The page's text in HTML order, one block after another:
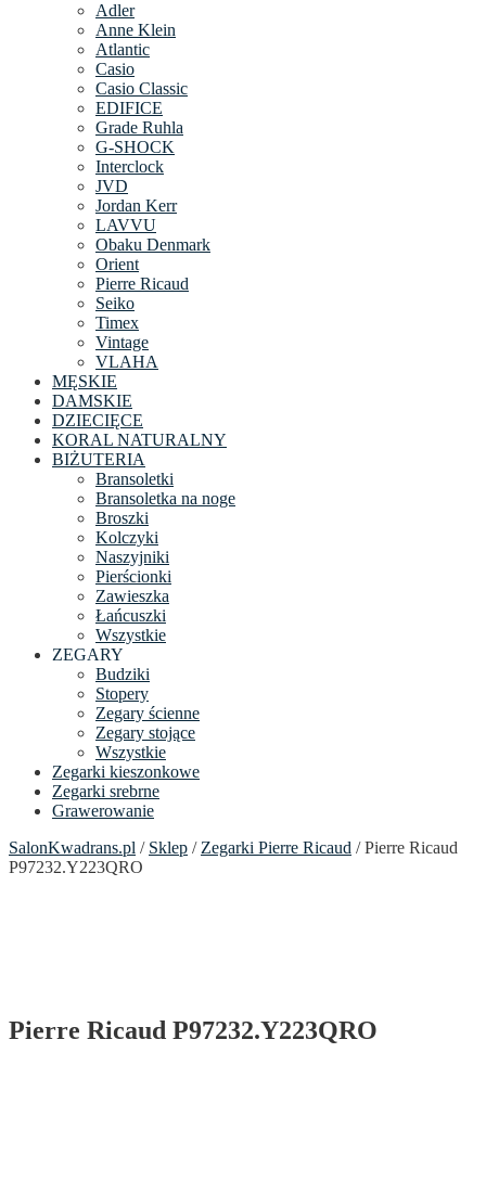
Adler
Anne Klein
Atlantic
Casio
Casio Classic
EDIFICE
Grade Ruhla
G-SHOCK
Interclock
JVD
Jordan Kerr
LAVVU
Obaku Denmark
Orient
Pierre Ricaud
Seiko
Timex
Vintage
VLAHA
MĘSKIE
DAMSKIE
DZIECIĘCE
KORAL NATURALNY
BIŻUTERIA
Bransoletki
Bransoletka na noge
Broszki
Kolczyki
Naszyjniki
Pierścionki
Zawieszka
Łańcuszki
Wszystkie
ZEGARY
Budziki
Stopery
Zegary ścienne
Zegary stojące
Wszystkie
Zegarki kieszonkowe
Zegarki srebrne
Grawerowanie
SalonKwadrans.pl / Sklep / Zegarki Pierre Ricaud / Pierre Ricaud
P97232.Y223QRO
Pierre Ricaud P97232.Y223QRO